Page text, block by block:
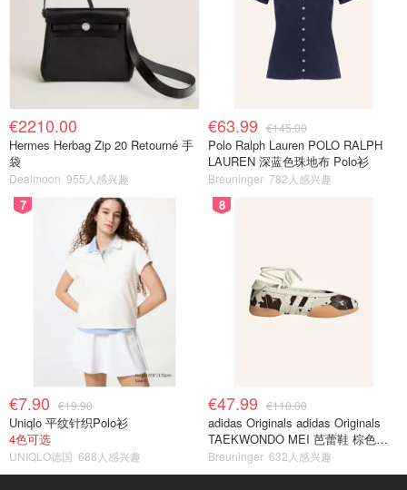
€2210.00
Hermes Herbag Zip 20 Retourné 手
袋
Dealmoon 955人感兴趣
€63.99 €145.00
Polo Ralph Lauren POLO RALPH
LAUREN 深蓝色珠地布 Polo衫
Breuninger 782人感兴趣
7
€7.90 €19.90
Uniqlo 平纹针织Polo衫
4色可选
UNIQLO德国 688人感兴趣
8
€47.99 €110.00
adidas Originals adidas Originals
TAEKWONDO MEI 芭蕾鞋 棕色米
色
Breuninger 632人感兴趣